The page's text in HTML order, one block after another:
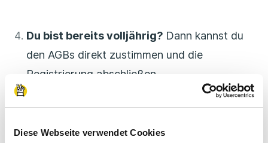
Diese Webseite verwendet Cookies
Du bist bereits volljährig? Dann kannst du
den AGBs direkt zustimmen und die
Registrierung abschließen.
Du bist noch nicht volljährig?Trage im
nächsten Schritt deine:n Vormund:in ein,